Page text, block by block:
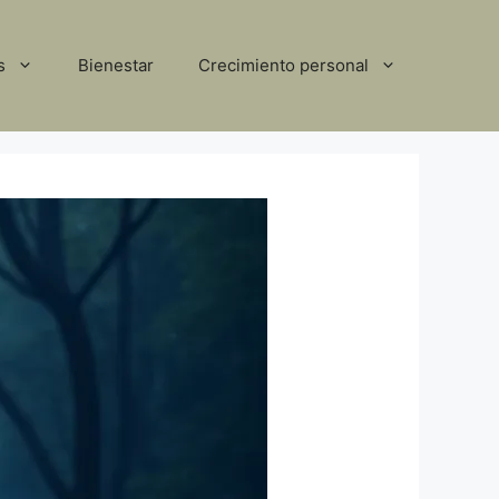
Bienestar Crecimiento personal